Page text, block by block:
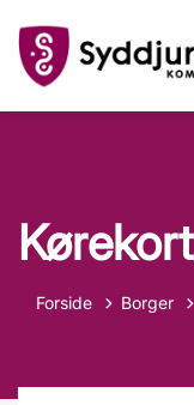
Kørekort
Forside Borger